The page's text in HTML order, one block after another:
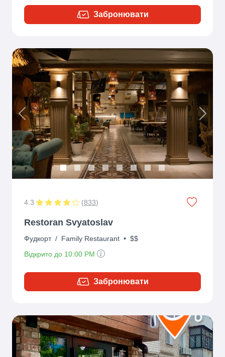
Забронювати
Previous Next
4.3 (833)
Restoran Svyatoslav
Фудкорт / Family Restaurant • $$
Відкрито до 10:00 PM
Забронювати